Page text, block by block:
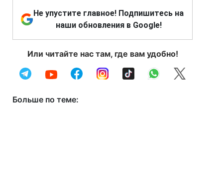
Не упустите главное! Подпишитесь на
наши обновления в Google!
Или читайте нас там, где вам удобно!
Больше по теме: